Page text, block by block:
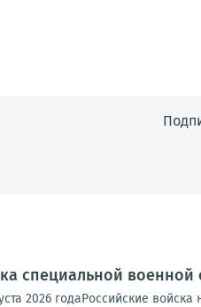
специальной военной
2026 годаРоссийские